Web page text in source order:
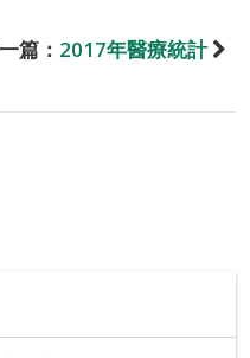
篇： 2017年醫療統計